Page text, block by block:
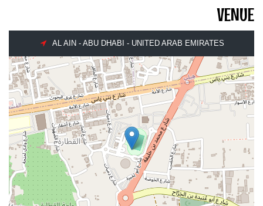
VENUE
AL AIN - ABU DHABI - UNITED ARAB EMIRATES